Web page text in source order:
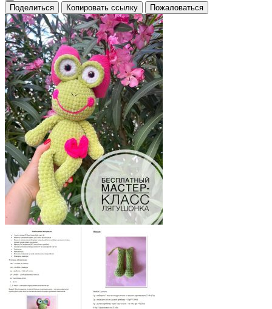
лягушонка
Поделиться Копировать ссылку Пожаловаться